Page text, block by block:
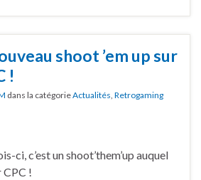
shoot ’em up sur
!
dans la catégorieActualités Retrogaming
ci, c’est un shoot’them’up auquel
CPC !